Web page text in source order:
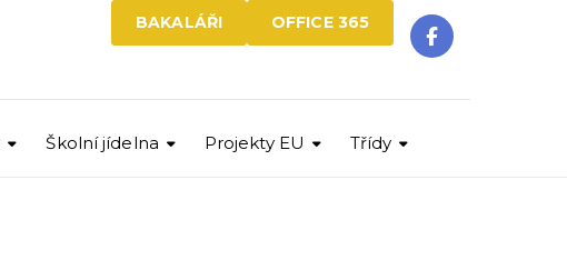
OFFICE 365
BAKALÁŘI
Školní jídelna Projekty EU Třídy